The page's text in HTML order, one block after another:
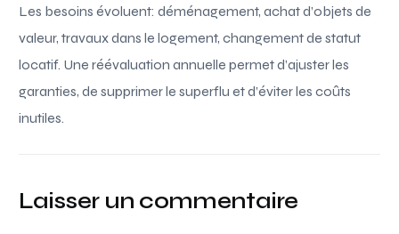
Les besoins évoluent: déménagement, achat d’objets de
valeur, travaux dans le logement, changement de statut
locatif. Une réévaluation annuelle permet d’ajuster les
garanties, de supprimer le superflu et d’éviter les coûts
inutiles.
Laisser un commentaire